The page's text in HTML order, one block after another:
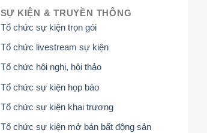
SỰ KIỆN & TRUYỀN THÔNG
Tổ chức sự kiện trọn gói
Tổ chức livestream sự kiện
Tổ chức hội nghị, hội thảo
Tổ chức sự kiện họp báo
Tổ chức sự kiện khai trương
Tổ chức sự kiện mở bán bất động sản